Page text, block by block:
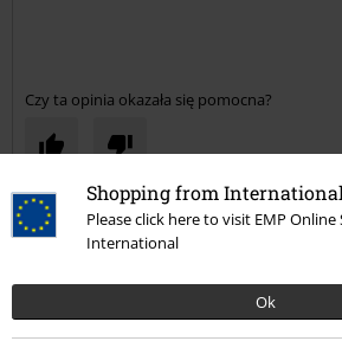
Shopping from International
Please click here to visit EMP
International
Ok
Czy ta opinia okazała się pomocna?
Komentarz
Piotr G.